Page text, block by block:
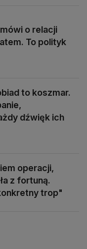
o relacji
To polityk
to koszmar.
dźwięk ich
operacji,
z fortuną.
trop"